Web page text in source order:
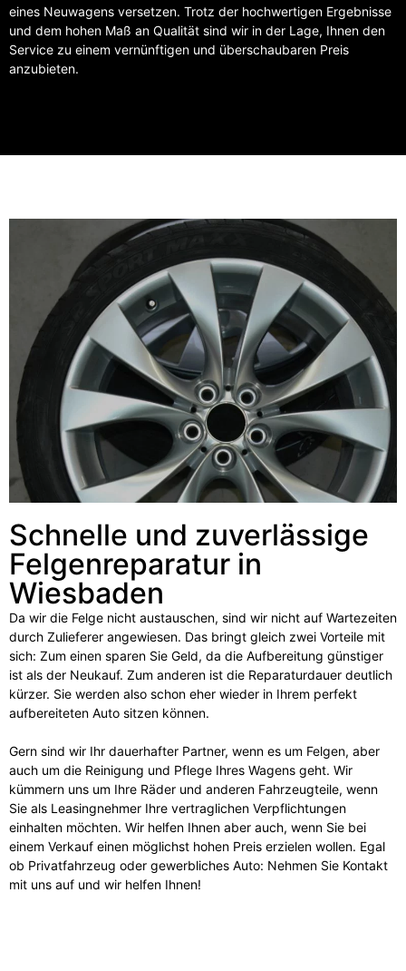
eines Neuwagens versetzen. Trotz der hochwertigen Ergebnisse
und dem hohen Maß an Qualität sind wir in der Lage, Ihnen den
Service zu einem vernünftigen und überschaubaren Preis
anzubieten.
Schnelle und zuverlässige
Felgenreparatur in
Wiesbaden
Da wir die Felge nicht austauschen, sind wir nicht auf Wartezeiten
durch Zulieferer angewiesen. Das bringt gleich zwei Vorteile mit
sich: Zum einen sparen Sie Geld, da die Aufbereitung günstiger
ist als der Neukauf. Zum anderen ist die Reparaturdauer deutlich
kürzer. Sie werden also schon eher wieder in Ihrem perfekt
aufbereiteten Auto sitzen können.
Gern sind wir Ihr dauerhafter Partner, wenn es um Felgen, aber
auch um die Reinigung und Pflege Ihres Wagens geht. Wir
kümmern uns um Ihre Räder und anderen Fahrzeugteile, wenn
Sie als Leasingnehmer Ihre vertraglichen Verpflichtungen
einhalten möchten. Wir helfen Ihnen aber auch, wenn Sie bei
einem Verkauf einen möglichst hohen Preis erzielen wollen. Egal
ob Privatfahrzeug oder gewerbliches Auto: Nehmen Sie Kontakt
mit uns auf und wir helfen Ihnen!